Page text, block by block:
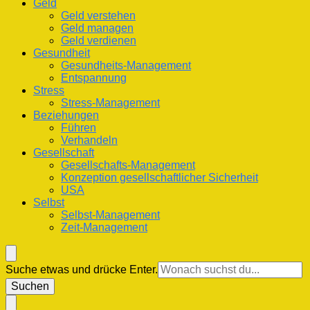
Geld
Geld verstehen
Geld managen
Geld verdienen
Gesundheit
Gesundheits-Management
Entspannung
Stress
Stress-Management
Beziehungen
Führen
Verhandeln
Gesellschaft
Gesellschafts-Management
Konzeption gesellschaftlicher Sicherheit
USA
Selbst
Selbst-Management
Zeit-Management
Suchst
du
nach
Suche etwas und drücke Enter.